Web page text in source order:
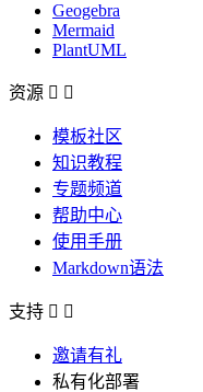
Geogebra
Mermaid
PlantUML
资源  
模板社区
知识教程
专题频道
帮助中心
使用手册
Markdown语法
支持  
邀请有礼
私有化部署